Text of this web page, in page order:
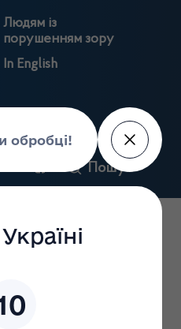
Людям із
порушенням зору
In English
Пошук
Антикорупційний
портал